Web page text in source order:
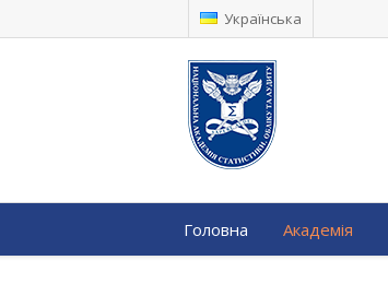
Українська
Головна Академія